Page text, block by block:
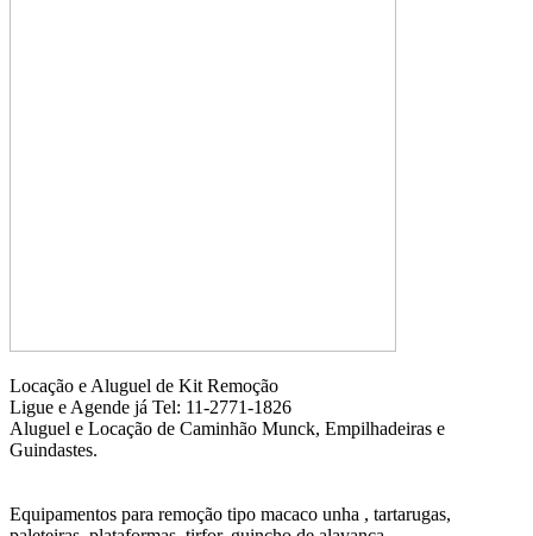
Locação e Aluguel de Kit Remoção
Ligue e Agende já Tel: 11-2771-1826
Aluguel e Locação de Caminhão Munck, Empilhadeiras e
Guindastes.
Equipamentos para remoção tipo macaco unha , tartarugas,